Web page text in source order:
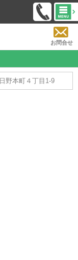
お問合せ
野本町４丁目1-9